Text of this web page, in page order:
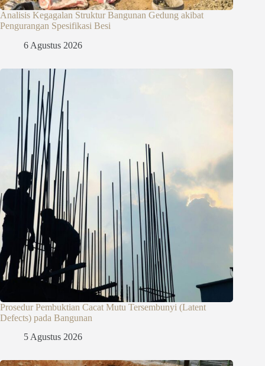
Analisis Kegagalan Struktur Bangunan Gedung akibat
Pengurangan Spesifikasi Besi
6 Agustus 2026
Prosedur Pembuktian Cacat Mutu Tersembunyi (Latent
Defects) pada Bangunan
5 Agustus 2026